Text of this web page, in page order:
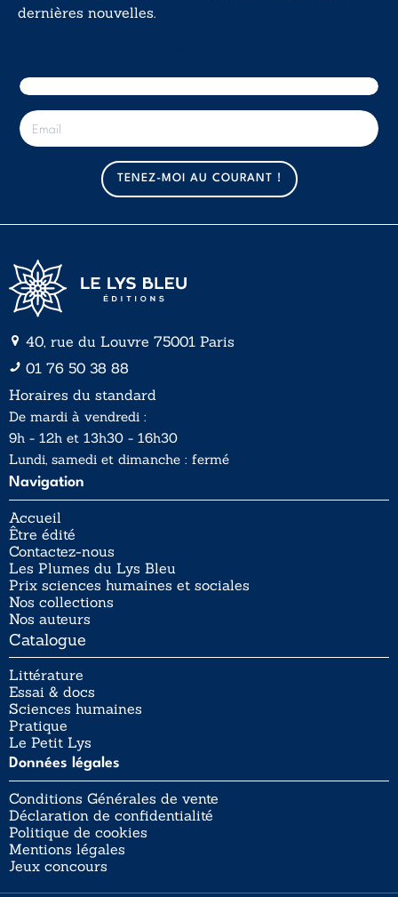
dernières nouvelles.
E
-
m
TENEZ-MOI AU COURANT !
40, rue du Louvre 75001 Paris
01 76 50 38 88
Horaires du standard
De mardi à vendredi :
9h - 12h et 13h30 - 16h30
Lundi, samedi et dimanche : fermé
Navigation
Accueil
Être édité
Contactez-nous
Les Plumes du Lys Bleu
Prix sciences humaines et sociales
Nos collections
Nos auteurs
Catalogue
Littérature
Essai & docs
Sciences humaines
Pratique
Le Petit Lys
Données légales
Conditions Générales de vente
Déclaration de confidentialité
Politique de cookies
Mentions légales
Jeux concours